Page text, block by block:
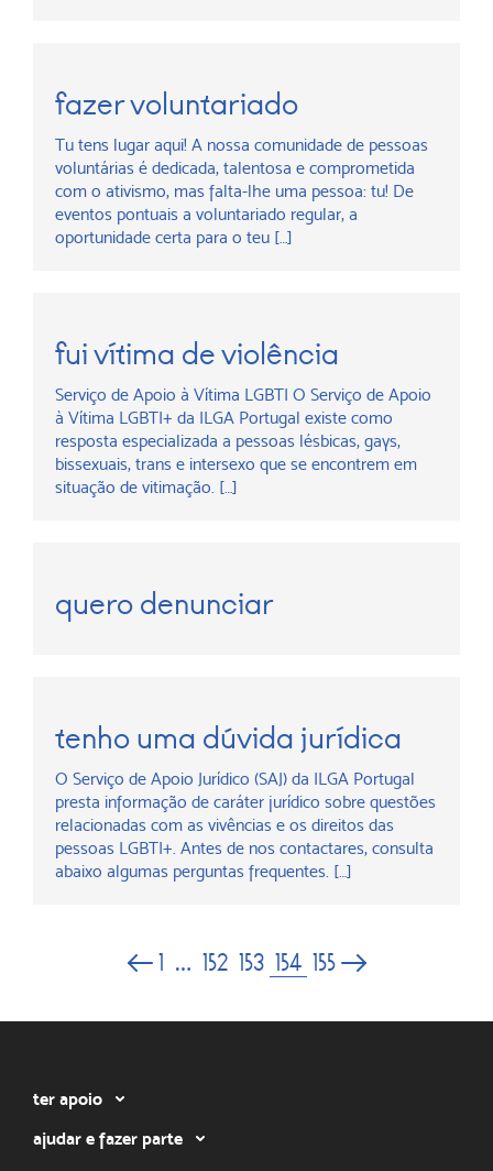
fazer voluntariado
Tu tens lugar aqui! A nossa comunidade de pessoas
voluntárias é dedicada, talentosa e comprometida
com o ativismo, mas falta-lhe uma pessoa: tu! De
eventos pontuais a voluntariado regular, a
oportunidade certa para o teu […]
fui vítima de violência
Serviço de Apoio à Vítima LGBTI O Serviço de Apoio
à Vítima LGBTI+ da ILGA Portugal existe como
resposta especializada a pessoas lésbicas, gays,
bissexuais, trans e intersexo que se encontrem em
situação de vitimação. […]
quero denunciar
tenho uma dúvida jurídica
O Serviço de Apoio Jurídico (SAJ) da ILGA Portugal
presta informação de caráter jurídico sobre questões
relacionadas com as vivências e os direitos das
pessoas LGBTI+. Antes de nos contactares, consulta
abaixo algumas perguntas frequentes. […]
1 … 152 153 154 155
ter apoio
ajudar e fazer parte